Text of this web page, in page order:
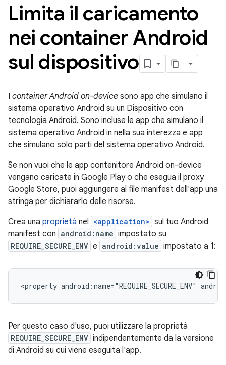
Limita il caricamento
nei container Android
sul dispositivo
I container Android on-device sono app che simulano il
sistema operativo Android su un Dispositivo con
tecnologia Android. Sono incluse le app che simulano il
sistema operativo Android in nella sua interezza e app
che simulano solo parti del sistema operativo Android.
Se non vuoi che le app contenitore Android on-device
vengano caricate in Google Play o che esegua il proxy
Google Store, puoi aggiungere al file manifest dell'app una
stringa per dichiararlo delle risorse.
Crea una proprietà nel <application> sul tuo Android
manifest con android:name impostato su
REQUIRE_SECURE_ENV e android:value impostato a 1:
<property android:name="REQUIRE_SECURE_ENV"
Per questo caso d'uso, puoi utilizzare la proprietà
REQUIRE_SECURE_ENV indipendentemente da la versione
di Android su cui viene eseguita l'app.